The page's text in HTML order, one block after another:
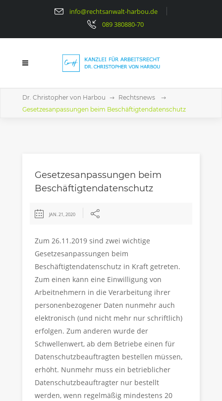
info@rechtsanwalt-harbou.de
089 380880-70
Dr. Christopher von Harbou
Rechtsnews
Gesetzesanpassungen beim Beschäftigtendatenschutz
Gesetzesanpassungen beim
Beschäftigtendatenschutz
JAN. 21, 2020
Zum 26.11.2019 sind zwei wichtige
Gesetzesanpassungen beim
Beschäftigtendatenschutz in Kraft getreten.
Zum einen kann eine Einwilligung von
Arbeitnehmern in die Verarbeitung ihrer
personenbezogener Daten nunmehr auch
elektronisch (und nicht mehr nur schriftlich)
erfolgen. Zum anderen wurde der
Schwellenwert, ab dem Betriebe einen für
Datenschutzbeauftragten bestellen müssen,
erhöht. Nunmehr muss ein betrieblicher
Datenschutzbeauftragter nur bestellt
werden, wenn regelmäßig mindestens 20